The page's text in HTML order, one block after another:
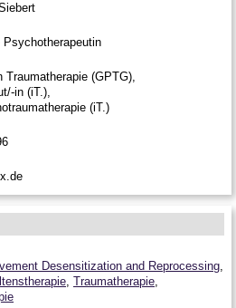
Traumatherapie (GPTG),
in (iT.),
(iT.)
Desensitization and Reprocessing,
, Traumatherapie,